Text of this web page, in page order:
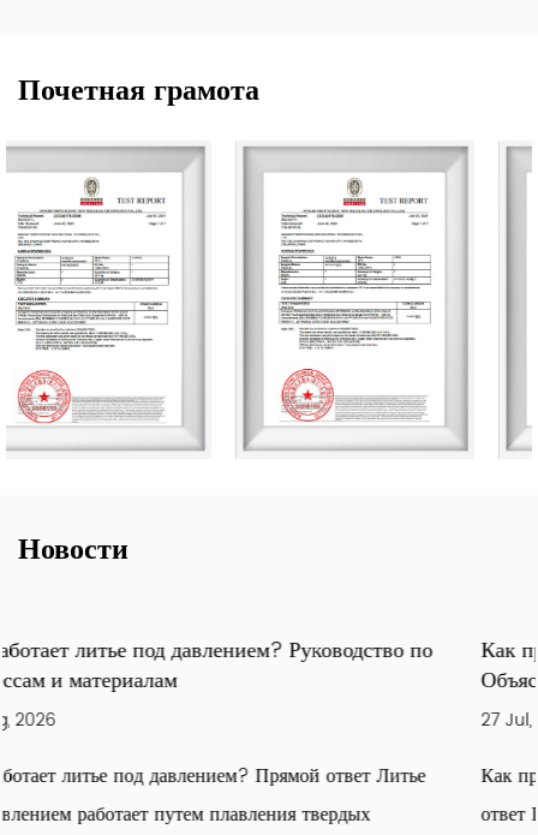
Почетная грамота
Новости
по
Литье
Как производят полиэтилен высокой
Объяснение производства HDPE
Как производят полиэтилен высокой плотности:
ответ Полиэтилен высокой плотности (ПЭВП)